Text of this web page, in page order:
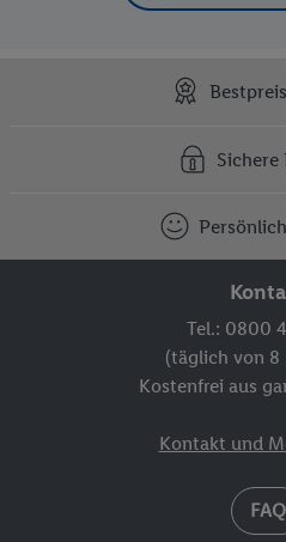
Sichere
Tel.: 0800
(täglich von 8
Kostenfrei aus
Kontakt und
FAQ